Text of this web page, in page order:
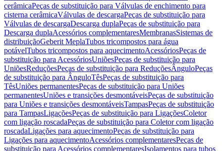
cerâmicaPeças de substituição para Válvulas de enchimento para
cisterna cerâmicaVálvulas de descargaPeças de substituição para
Válvulas de descargaDescarga duplaPeças de substituição para
Descarga duplaAcessórios complementaresMembranasSistemas de
distribuiçãoGeberit MeplaTubos tricompostos para água
potávelTubos tricompostos para aquecimentoAcessóriosPeças de
substituição para AcessóriosUniõesPeças de substituição para
UniõesReduçõesPeças de substituição para ReduçõesÂnguloPeças
de substituição para ÂnguloTêsPeças de substituição para
TêsUniões permanentesPeças de substituição para Uniões
permanentesUniões e transições desmontáveisPeças de substituição
para Uniões e transições desmontáveisTampasPeças de substituição
para TampasLigaçõesPeças de substituição para LigaçõesColetor
com ligação roscadaPeças de substituição para Coletor com ligação
roscadaLigações para aquecimentoPeças de substituição para
Ligações para aquecimentoAcessórios complementaresPeças de
substituição para Acessórios complementaresIsolamentos para tubos